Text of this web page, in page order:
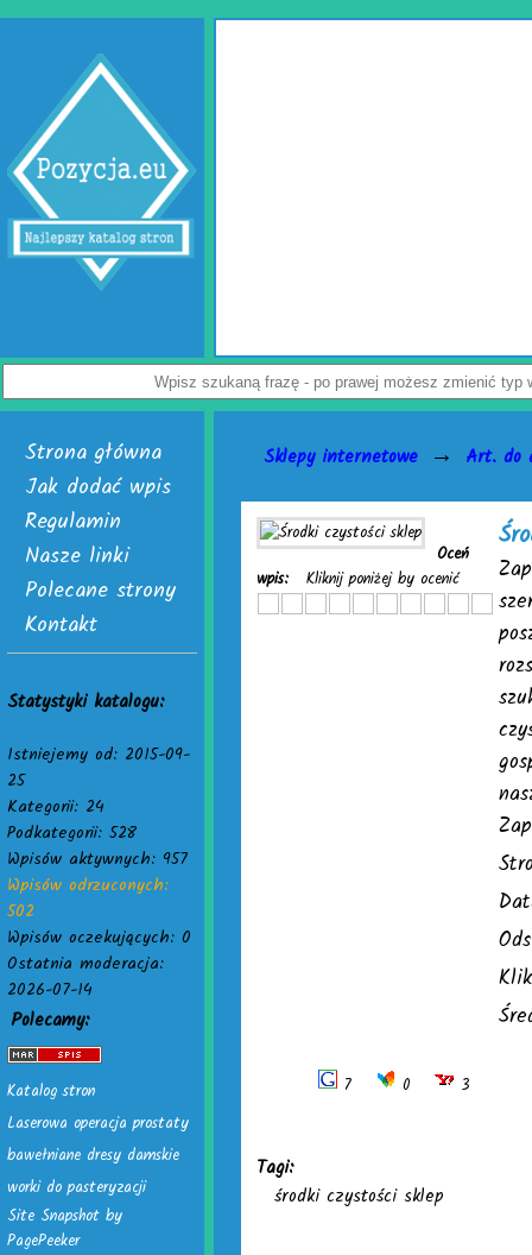
Jak uchronić paczkę przed uszkodzeniem? Z tym pytaniem zmaga się
przedsiębiorców. Rozwiązaniem problemu są skuteczne wypełniacze do
Dostępne są w dwóch, interesujących wersjach. Pierwsza to cieszące się
poduszki powietrzne do paczek. Alternatywą dla nich jest chroniąca równie
powietrzna. Do wyrobu wymienionych wersji służy folia biodegradowalna do
Załoga każdej firmy handlowej mogą w łatwy sposób tworzyć wspomniane
paczek. Do ich wytwarzania skonstruowano markowe urządzenia activaAir.
je nabyć i uruchomić. Skończą się problemy z częstymi zwrotami
Nie czekaj, już teraz odwiedź stronę activaair.pl. Znajdziesz na niej pełną
Strona główna
Jak dodać wpis
Regulamin
Nasze linki
Polecane strony
Kontakt
Statystyki katalogu:
Istniejemy od: 2015-09-
25
Kategorii: 24
Podkategorii: 528
Wpisów aktywnych: 957
Wpisów odrzuconych:
502
Wpisów oczekujących: 0
Ostatnia moderacja:
2026-07-14
Polecamy:
Katalog stron
Laserowa operacja prostaty
bawełniane dresy damskie
worki do pasteryzacji
Site Snapshot by
PagePeeker
Sklepy internetowe → Art. do
Oceń
wpis:
Kliknij poniżej by ocenić
7 0 3
Tagi:
środki czystości sklep